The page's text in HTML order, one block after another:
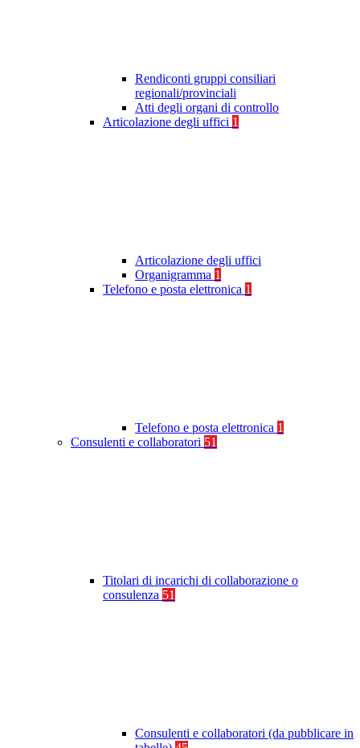
Rendiconti gruppi consiliari
regionali/provinciali
Atti degli organi di controllo
Articolazione degli uffici 1
Articolazione degli uffici
Organigramma 1
Telefono e posta elettronica 1
Telefono e posta elettronica 1
Consulenti e collaboratori 51
Titolari di incarichi di collaborazione o
consulenza 51
Consulenti e collaboratori (da pubblicare in